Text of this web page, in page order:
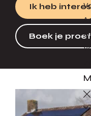
Ik heb
Boek je